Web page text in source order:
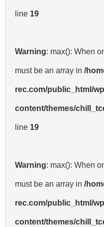
line 19
Warning: max(): When
must be an array in /
rec.com/public_html/
content/themes/
line 19
Warning: max(): When
must be an array in /
rec.com/public_html/
content/themes/